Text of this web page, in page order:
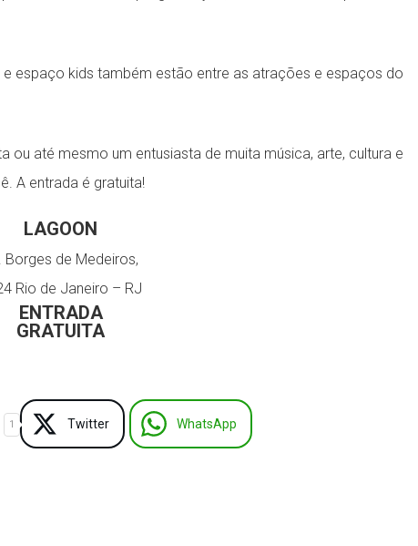
espaço kids também estão entre as atrações e espaços do
ou até mesmo um entusiasta de muita música, arte, cultura e
A entrada é gratuita!
LAGOON
Borges de Medeiros,
Rio de Janeiro – RJ
ENTRADA
GRATUITA
1 Twitter WhatsApp